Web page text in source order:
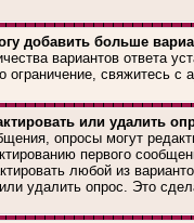
добавить больше
вариантов ответа
свяжитесь с
или удалить
опросы могут
первого
любой из
удалить опрос. Это